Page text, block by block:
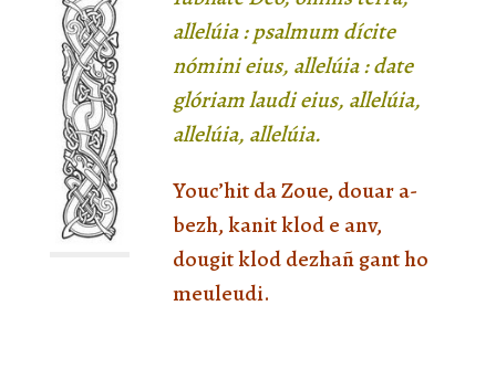
allelúia : psalmum dícite
nómini eius, allelúia : date
glóriam laudi eius, allelúia,
allelúia, allelúia.
Youc’hit da Zoue, douar a-
bezh, kanit klod e anv,
dougit klod dezhañ gant ho
meuleudi.